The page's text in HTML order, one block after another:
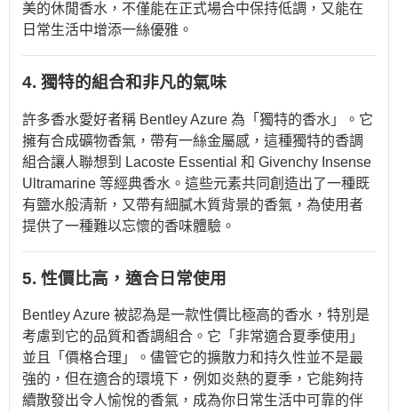
美的休閒香水，不僅能在正式場合中保持低調，又能在
日常生活中增添一絲優雅。
4. 獨特的組合和非凡的氣味
許多香水愛好者稱 Bentley Azure 為「獨特的香水」。它
擁有合成礦物香氣，帶有一絲金屬感，這種獨特的香調
組合讓人聯想到 Lacoste Essential 和 Givenchy Insense
Ultramarine 等經典香水。這些元素共同創造出了一種既
有鹽水般清新，又帶有細膩木質背景的香氣，為使用者
提供了一種難以忘懷的香味體驗。
5. 性價比高，適合日常使用
Bentley Azure 被認為是一款性價比極高的香水，特別是
考慮到它的品質和香調組合。它「非常適合夏季使用」
並且「價格合理」。儘管它的擴散力和持久性並不是最
強的，但在適合的環境下，例如炎熱的夏季，它能夠持
續散發出令人愉悅的香氣，成為你日常生活中可靠的伴